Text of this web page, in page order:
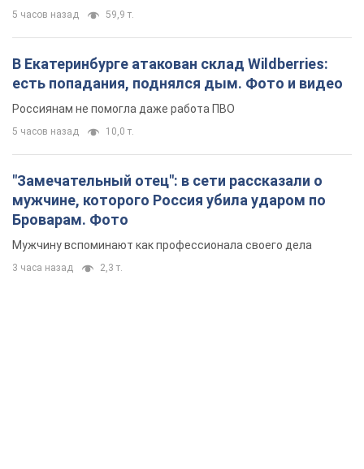
5 часов назад 59,9 т.
В Екатеринбурге атакован склад Wildberries:
есть попадания, поднялся дым. Фото и видео
Россиянам не помогла даже работа ПВО
5 часов назад 10,0 т.
"Замечательный отец": в сети рассказали о
мужчине, которого Россия убила ударом по
Броварам. Фото
Мужчину вспоминают как профессионала своего дела
3 часа назад 2,3 т.